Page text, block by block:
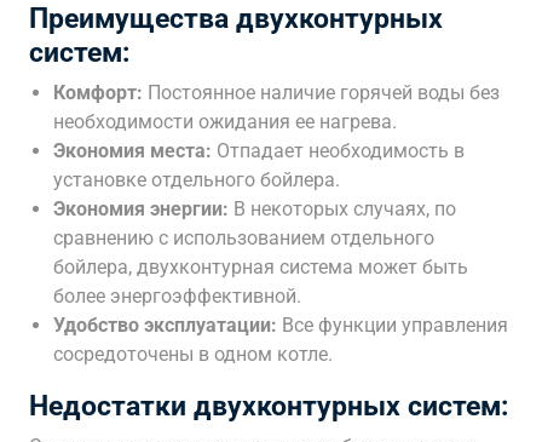
Преимущества двухконтурных
систем:
Комфорт: Постоянное наличие горячей воды без
необходимости ожидания ее нагрева.
Экономия места: Отпадает необходимость в
установке отдельного бойлера.
Экономия энергии: В некоторых случаях, по
сравнению с использованием отдельного
бойлера, двухконтурная система может быть
более энергоэффективной.
Удобство эксплуатации: Все функции управления
сосредоточены в одном котле.
Недостатки двухконтурных систем: